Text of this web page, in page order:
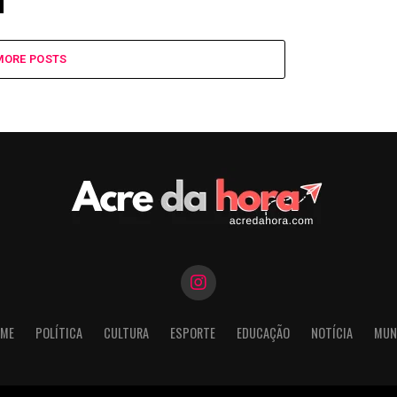
POSTS
POLÍTICA CULTURA ESPORTE EDUCAÇÃO NOTÍCIA